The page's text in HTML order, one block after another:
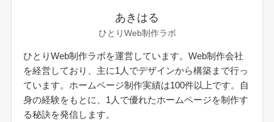
あきはる
ひとりWeb制作ラボ
ひとりWeb制作ラボを運営しています。Web制作会社
を経営しており、主に1人でデザインから構築まで行っ
ています。ホームページ制作実績は100件以上です。自
身の経験をもとに、1人で優れたホームページを制作す
る秘訣を発信します。